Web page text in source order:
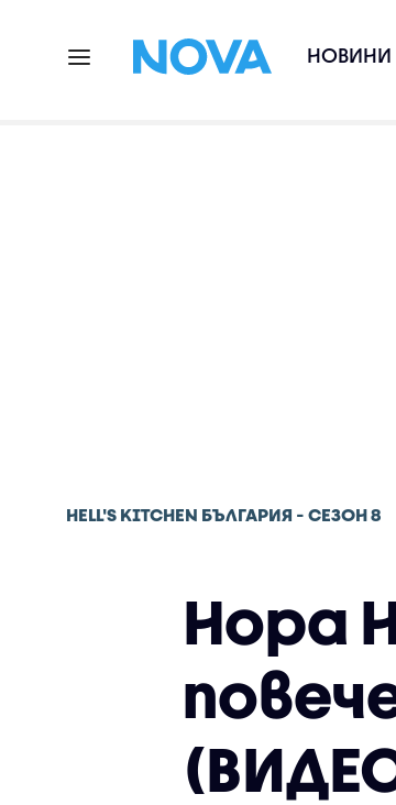
НОВИНИ
HELL'S KITCHEN БЪЛГАРИЯ - СЕЗОН 8
Нора